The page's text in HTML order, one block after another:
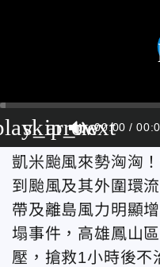
skip_next
00:00
凱米颱風來勢洶洶
到颱風及其外圍環
帶及離島風力明顯
塌事件，高雄鳳山
壓，搶救1小時後不